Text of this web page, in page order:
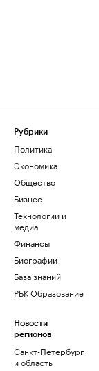
Рубрики
Политика
Экономика
Общество
Бизнес
Технологии и
медиа
Финансы
Биографии
База знаний
РБК Образование
Новости
регионов
Санкт-Петербург
и область